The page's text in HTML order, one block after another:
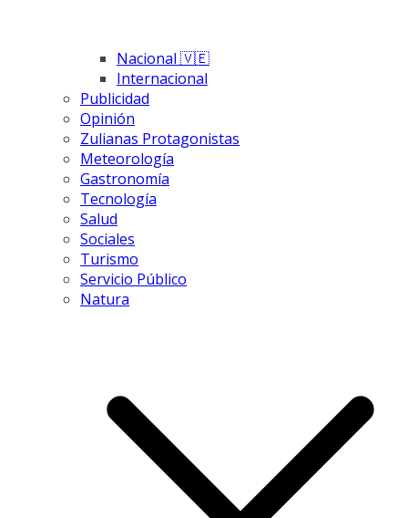
Nacional 🇻🇪
Internacional
Publicidad
Opinión
Zulianas Protagonistas
Meteorología
Gastronomía
Tecnología
Salud
Sociales
Turismo
Servicio Público
Natura